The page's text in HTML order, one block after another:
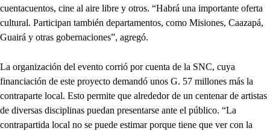
cuentacuentos, cine al aire libre y otros. “Habrá una importante oferta
cultural. Participan también departamentos, como Misiones, Caazapá,
Guairá y otras gobernaciones”, agregó.
La organización del evento corrió por cuenta de la SNC, cuya
financiación de este proyecto demandó unos G. 57 millones más la
contraparte local. Esto permite que alrededor de un centenar de artistas
de diversas disciplinas puedan presentarse ante el público. “La
contrapartida local no se puede estimar porque tiene que ver con la